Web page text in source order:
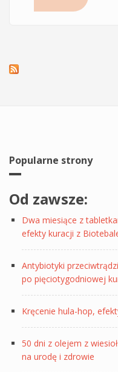
Popularne strony
Od zawsze:
Dwa miesiące z
efekty kuracji z
Antybiotyki
po pięciotygodniowej
Kręcenie hula-hop,
50 dni z olejem z
na urodę i zdrowie